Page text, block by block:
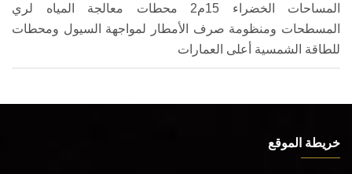
المساحات الخضراء 15م2 محطات معالجة المياه لري
المسطحات ومنظومة صرف الأمطار لمواجهة السيول ومحطات
للطاقة الشمسية أعلى العمارات
خريطة الموقع